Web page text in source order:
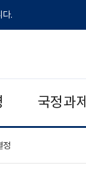
.
국정과제
정